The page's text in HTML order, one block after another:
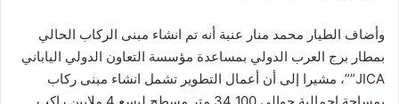
وأضاف الطيار محمد منار عنبة أنه تم انشاء مبنى الركاب الحالي
بمطار برج العرب الدولي بمساعدة مؤسسة التعاون الدولي الياباني
JICA””، مشيرا إلى أن أعمال التطوير تشمل انشاء مبنى ركاب